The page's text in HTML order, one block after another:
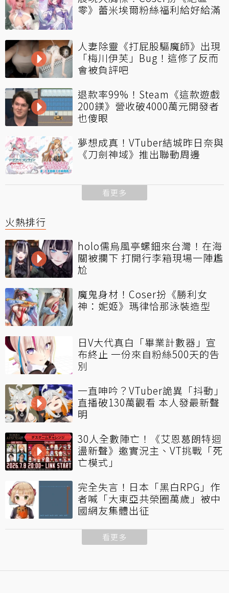
零》蕾米埃爾粉絲福利給好給滿
人妻除靈《打屁股驅魔師》出現
「梅川伊芙」Bug！這修了反而
會被負評吧
退款率99%！Steam《這款遊戲
200鎂》營收破4000萬元開發者
也傻眼
夢想成真！VTuber結城昨日奈與
《刀劍神域》推出聯動周邊
看更多
火熱排行
holo儒烏風亭螺鈿來台灣！在海
關被攔下 打開行李箱現場一陣尷
尬
魔鬼身材！Coser扮《勝利女
神：妮姬》瑪律恰那泳裝造型
日V大代真白「畢業計數器」宣
布終止 一份來自粉絲500天的告
別
一直呻吟？VTuber詭異「抖動」
直播破130萬觀看 本人發最新聲
明
30人全數陣亡！《艾恩葛朗特迴
盪新聲》邀實況主、VT挑戰「死
亡模式」
完全失言！日本「黑白RPG」作
者喊「大東亞共榮圈萬歲」被中
國網友集體出征
看更多